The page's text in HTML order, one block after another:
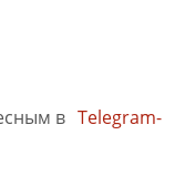
в Telegram-